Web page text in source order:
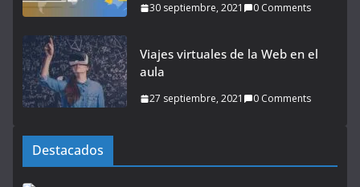
30 septiembre, 2021 0 Comments
Viajes virtuales de la Web en el
aula
27 septiembre, 2021 0 Comments
Destacados